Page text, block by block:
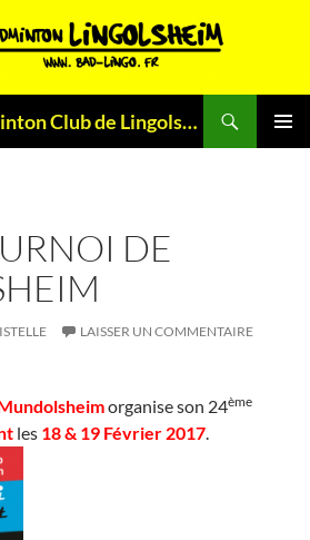
Bad-Lingo.fr – Badminton Club de Lingolsheim
DE
LAISSER UN COMMENTAIRE
organise son 24ème
les 18 & 19 Février 2017.